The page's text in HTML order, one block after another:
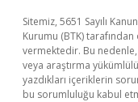
Sitemiz, 5651 Sayılı
Kurumu (BTK)
vermektedir. Bu
veya araştırma
yazdıkları içeriklerin
bu sorumluluğu kabul